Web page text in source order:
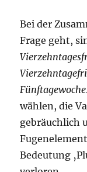
Bei der
Frage geht,
Fünftagewoche
wählen, die
gebräuchlich
Bedeutung